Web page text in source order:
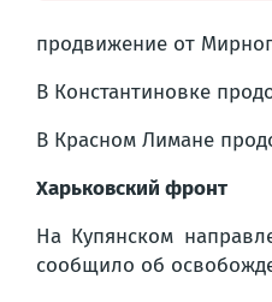
продвижение от
В Константиновке
В Красном Лимане
Харьковский фронт
На Купянском
сообщило об